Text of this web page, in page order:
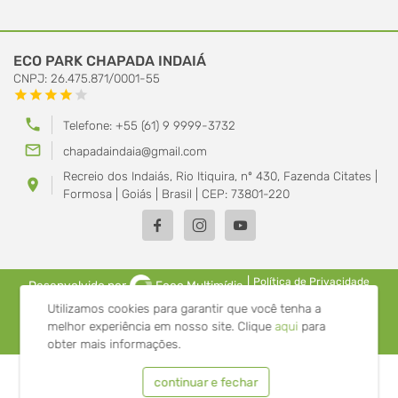
Utilizamos cookies para garantir que você tenha a
melhor experiência em nosso site. Cliqueaqui para
obter mais informações.
continuar e fechar
ECO PARK CHAPADA INDAIÁ
CNPJ: 26.475.871/0001-55
starstarstarstar star
phone Telefone: +55 (61) 9 9999-3732
mail_outline chapadaindaia@gmail.com
location_on
Recreio dos Indaiás, Rio Itiquira, nº 430, Fazenda Citates |
Formosa | Goiás | Brasil | CEP: 73801-220
Desenvolvido por Foco Multimídia Política de Privacidade